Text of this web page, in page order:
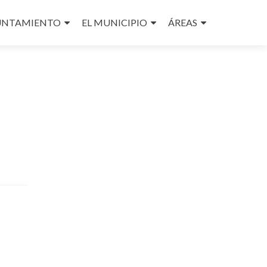
EL MUNICIPIO ÁREAS